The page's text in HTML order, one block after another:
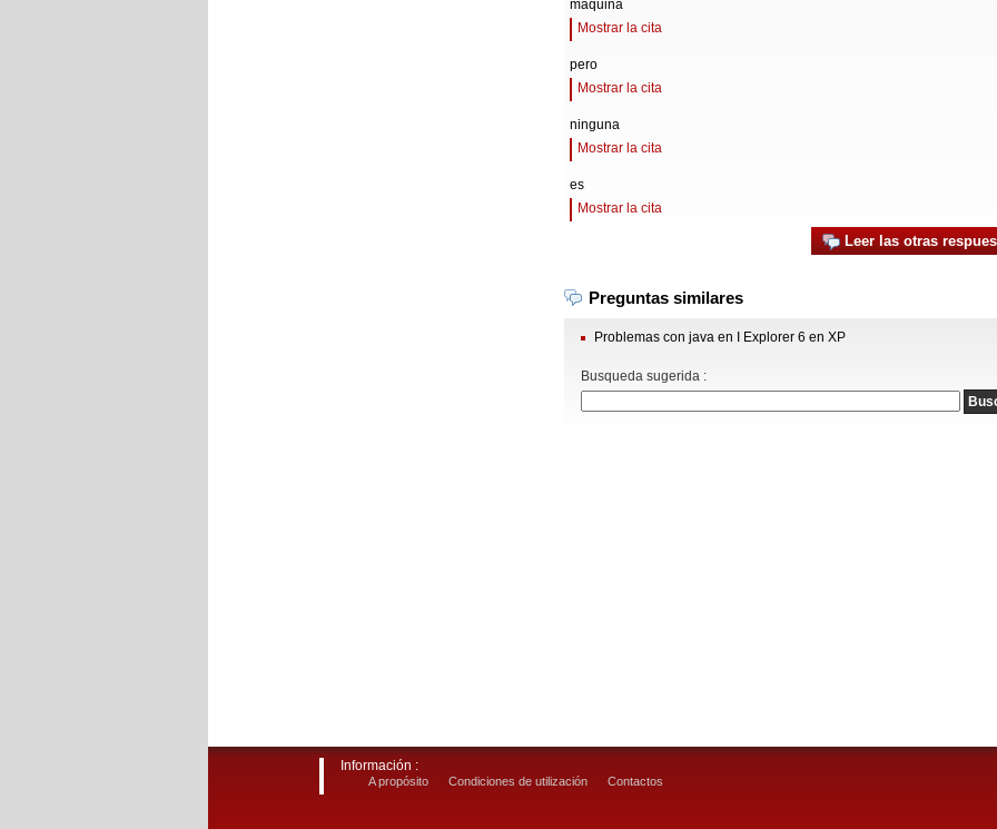
máquina
Mostrar la cita
pero
Mostrar la cita
ninguna
Mostrar la cita
es
Mostrar la cita
Leer las otras
Preguntas similares
Problemas con java en I Explorer 6 en XP
Busqueda sugerida :
Información :
A propósito Condiciones de utilización Contactos